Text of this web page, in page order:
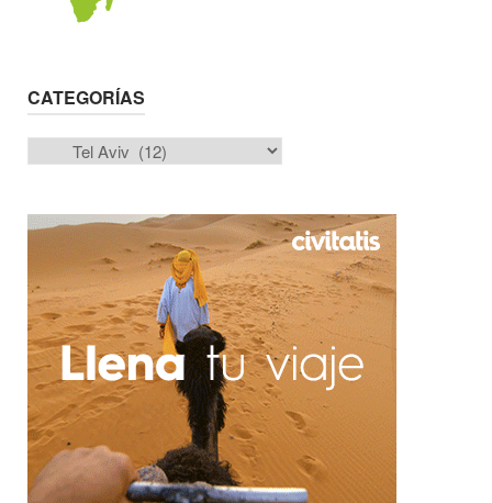
CATEGORÍAS
Categorías